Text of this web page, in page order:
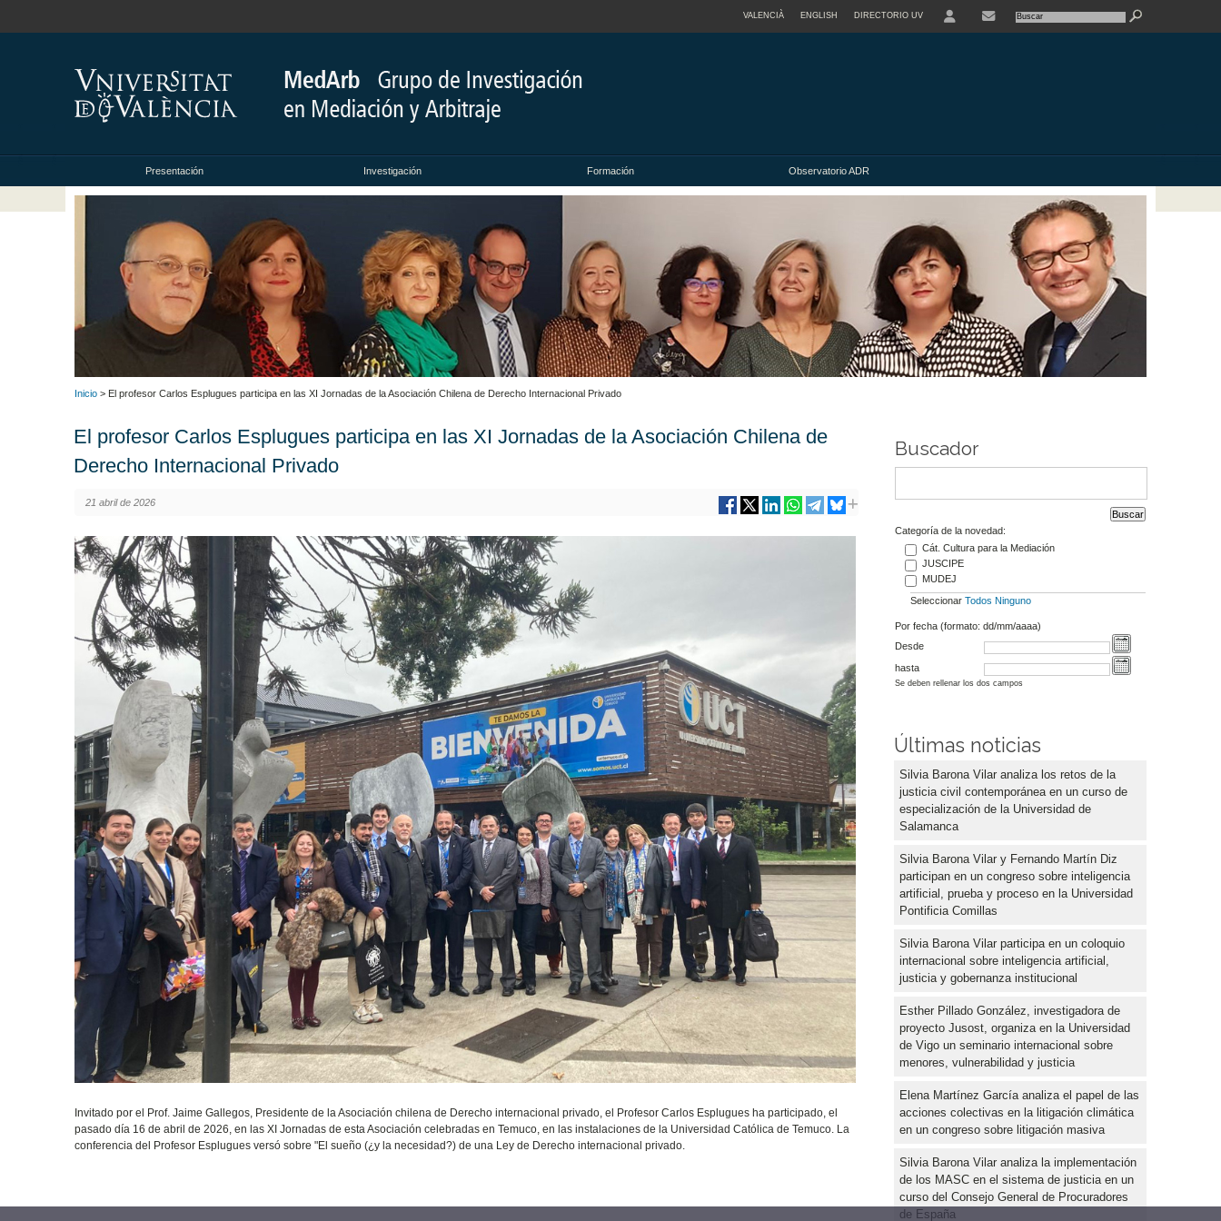
VALENCIÀ ENGLISH DIRECTORIO UV
Presentación Investigación Formación Observatorio ADR
Inicio > El profesor Carlos Esplugues participa en las XI Jornadas de la Asociación Chilena de Derecho Internacional Privado
El profesor Carlos Esplugues participa en las XI Jornadas de la Asociación Chilena de
Derecho Internacional Privado
21 abril de 2026
Invitado por el Prof. Jaime Gallegos, Presidente de la Asociación chilena de Derecho internacional privado, el Profesor Carlos Esplugues ha participado, el
pasado día 16 de abril de 2026, en las XI Jornadas de esta Asociación celebradas en Temuco, en las instalaciones de la Universidad Católica de Temuco. La
conferencia del Profesor Esplugues versó sobre "El sueño (¿y la necesidad?) de una Ley de Derecho internacional privado.
Buscador
Categoría de la novedad:
Cát. Cultura para la Mediación
JUSCIPE
MUDEJ
Seleccionar Todos Ninguno
Por fecha (formato: dd/mm/aaaa)
Desde
hasta
Se deben rellenar los dos campos
Últimas noticias
Silvia Barona Vilar analiza los retos de la
justicia civil contemporánea en un curso de
especialización de la Universidad de
Salamanca
Silvia Barona Vilar y Fernando Martín Diz
participan en un congreso sobre inteligencia
artificial, prueba y proceso en la Universidad
Pontificia Comillas
Silvia Barona Vilar participa en un coloquio
internacional sobre inteligencia artificial,
justicia y gobernanza institucional
Esther Pillado González, investigadora de
proyecto Jusost, organiza en la Universidad
de Vigo un seminario internacional sobre
menores, vulnerabilidad y justicia
Elena Martínez García analiza el papel de las
acciones colectivas en la litigación climática
en un congreso sobre litigación masiva
Silvia Barona Vilar analiza la implementación
de los MASC en el sistema de justicia en un
curso del Consejo General de Procuradores
de España